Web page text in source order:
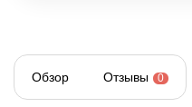
Обзор Отзывы 0